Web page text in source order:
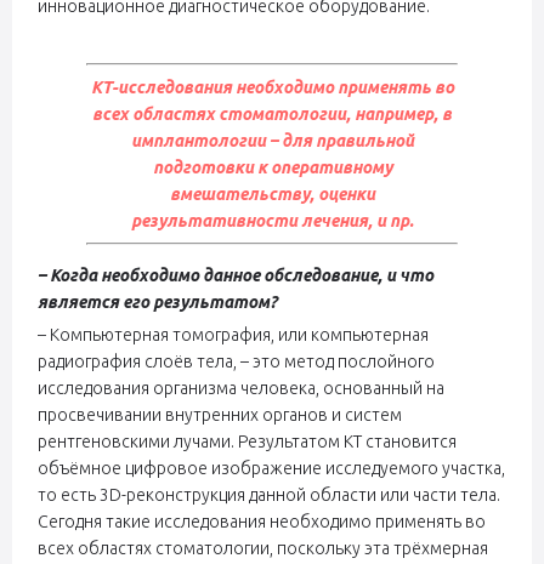
инновационное диагностическое оборудование.
КТ-исследования необходимо применять во
всех областях стоматологии, например, в
имплантологии – для правильной
подготовки к оперативному
вмешательству, оценки
результативности лечения, и пр.
– Когда необходимо данное обследование, и что
является его результатом?
– Компьютерная томография, или компьютерная
радиография слоёв тела, – это метод послойного
исследования организма человека, основанный на
просвечивании внутренних органов и систем
рентгеновскими лучами. Результатом КТ становится
объёмное цифровое изображение исследуемого участка,
то есть 3D-реконструкция данной области или части тела.
Сегодня такие исследования необходимо применять во
всех областях стоматологии, поскольку эта трёхмерная